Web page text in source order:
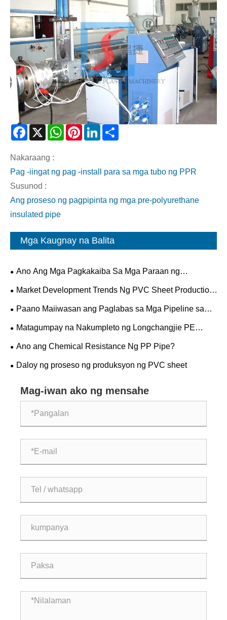
Facebook
X WhatsAppPinterestLinkedIn
Nakaraang :
Pag -iingat ng pag -install para sa mga tubo ng PPR
Susunod :
Ang proseso ng pagpipinta ng mga pre-polyurethane
insulated pipe
Mga Kaugnay na Balita
Ano Ang Mga Pagkakaiba Sa Mga Paraan ng
Koneksyon sa Pagitan ng PP At PVC Pipes?
Market Development Trends Ng PVC Sheet Production
Lines
Paano Maiiwasan ang Paglabas sa Mga Pipeline sa
Labas?
Matagumpay na Nakumpleto ng Longchangjie PE
Solid-wall Spiral-wound Pipe ang Trial Run!!!
Ano ang Chemical Resistance Ng PP Pipe?
Daloy ng proseso ng produksyon ng PVC sheet
Mag-iwan ako ng mensahe